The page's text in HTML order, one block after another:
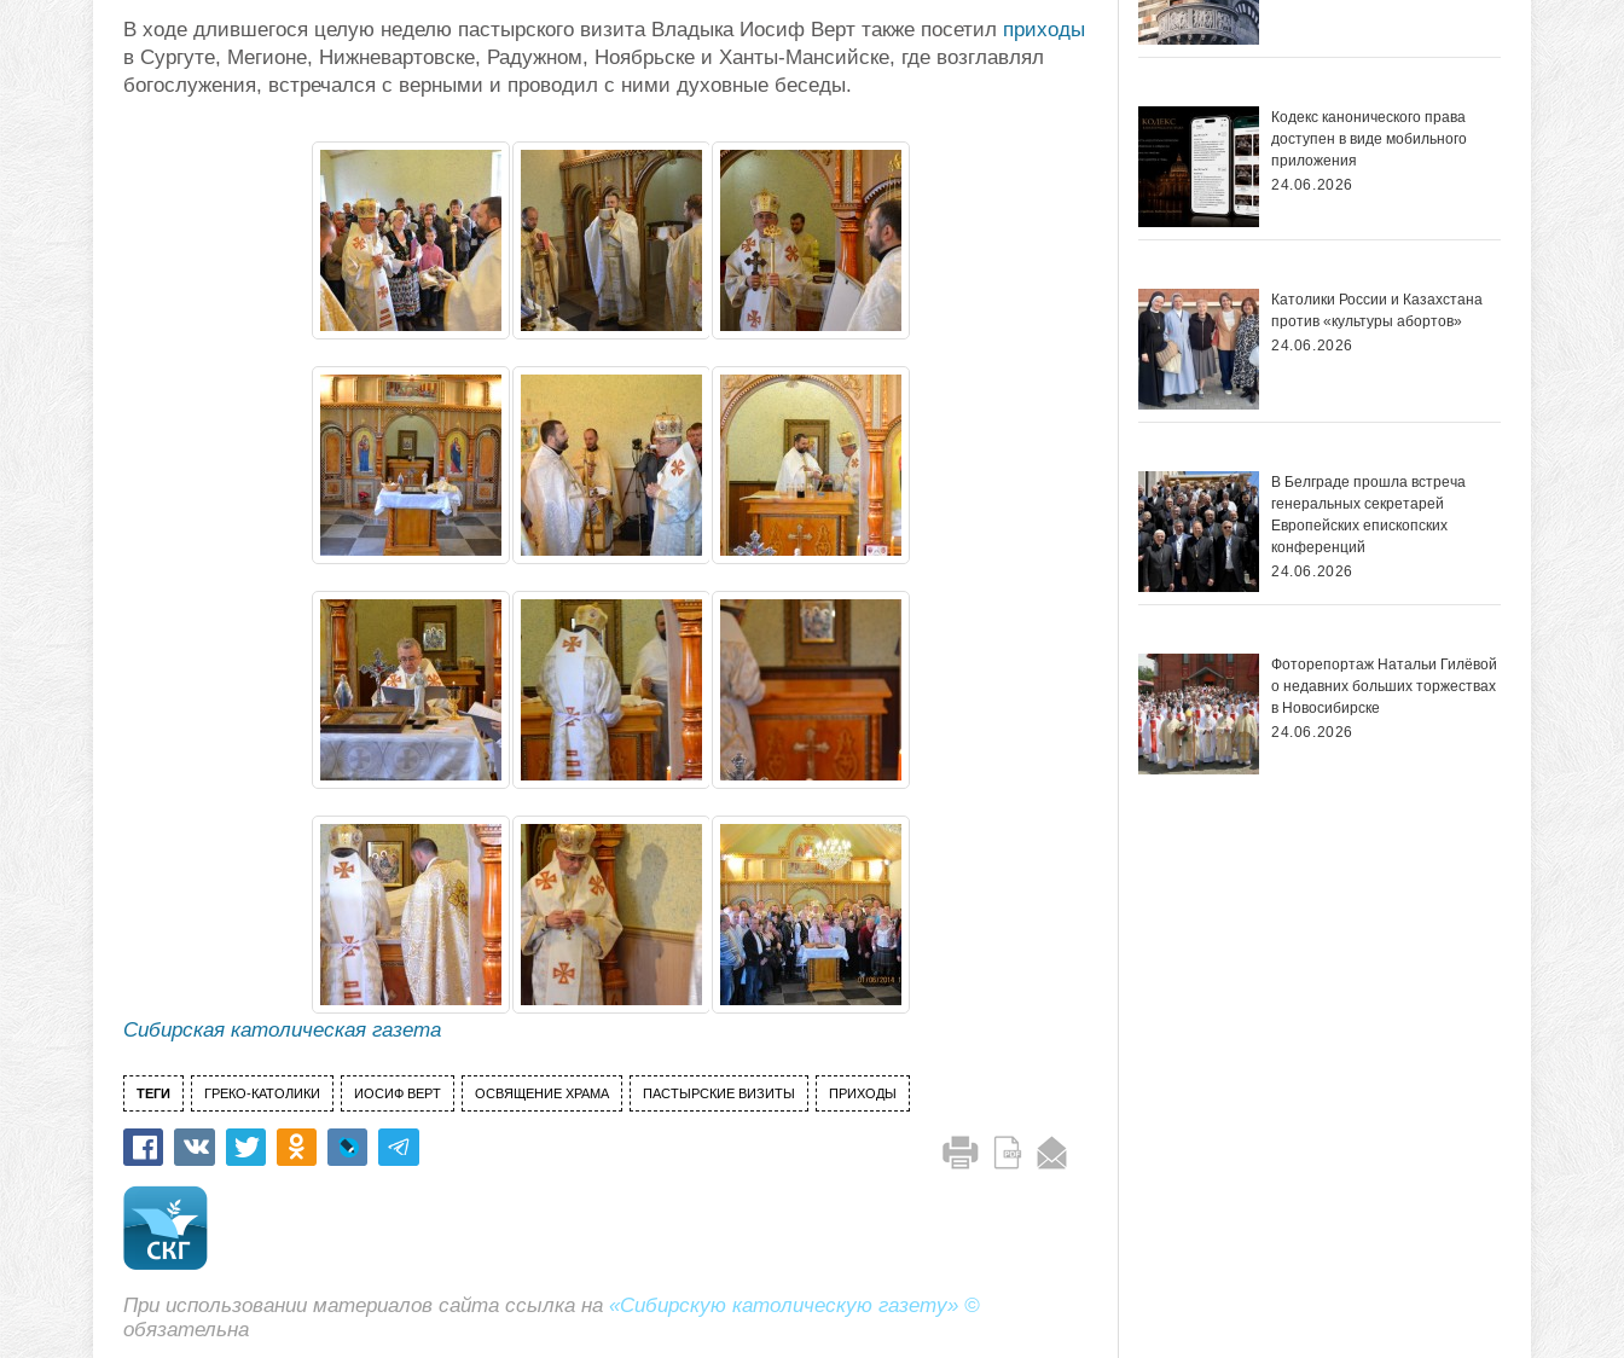
В ходе длившегося целую неделю пастырского визита Владыка Иосиф Верт также посетил приходы
в Сургуте, Мегионе, Нижневартовске, Радужном, Ноябрьске и Ханты-Мансийске, где возглавлял
богослужения, встречался с верными и проводил с ними духовные беседы.
Сибирская католическая газета
ТЕГИ ГРЕКО-КАТОЛИКИ ИОСИФ ВЕРТ ОСВЯЩЕНИЕ ХРАМА ПАСТЫРСКИЕ ВИЗИТЫ ПРИХОДЫ
При использовании материалов сайта ссылка на «Сибирскую католическую газету» ©
обязательна
Кодекс канонического права
доступен в виде мобильного
приложения
24.06.2026
Католики России и Казахстана
против «культуры абортов»
24.06.2026
В Белграде прошла встреча
генеральных секретарей
Европейских епископских
конференций
24.06.2026
Фоторепортаж Натальи Гилёвой
о недавних больших торжествах
в Новосибирске
24.06.2026